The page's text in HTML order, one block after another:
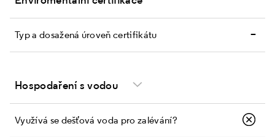
Typ a dosažená úroveň certifikátu –
Hospodaření s vodou
Využívá se dešťová voda pro zalévání?